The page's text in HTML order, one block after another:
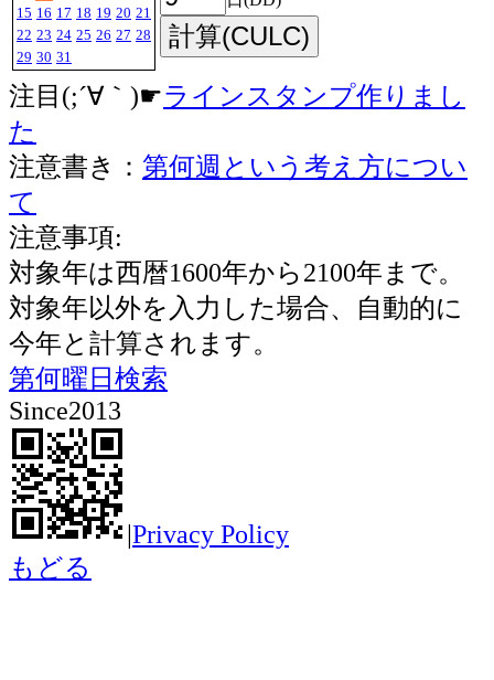
15 16 17 18 19 20 21
22 23 24 25 26 27 28
29 30 31
注目(;´∀｀)☛ラインスタンプ作りまし
た
注意書き： 第何週という考え方につい
て
注意事項:
対象年は西暦1600年から2100年まで。
対象年以外を入力した場合、自動的に
今年と計算されます。
第何曜日検索
Since2013
|Privacy Policy
もどる